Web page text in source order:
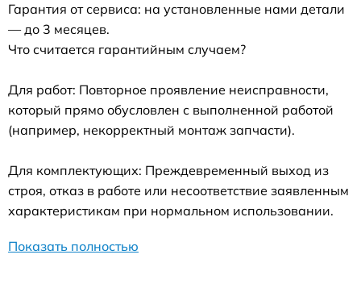
Гарантия от сервиса: на установленные нами детали
— до 3 месяцев.
Что считается гарантийным случаем?
Для работ: Повторное проявление неисправности,
который прямо обусловлен с выполненной работой
(например, некорректный монтаж запчасти).
Для комплектующих: Преждевременный выход из
строя, отказ в работе или несоответствие заявленным
характеристикам при нормальном использовании.
Показать полностью